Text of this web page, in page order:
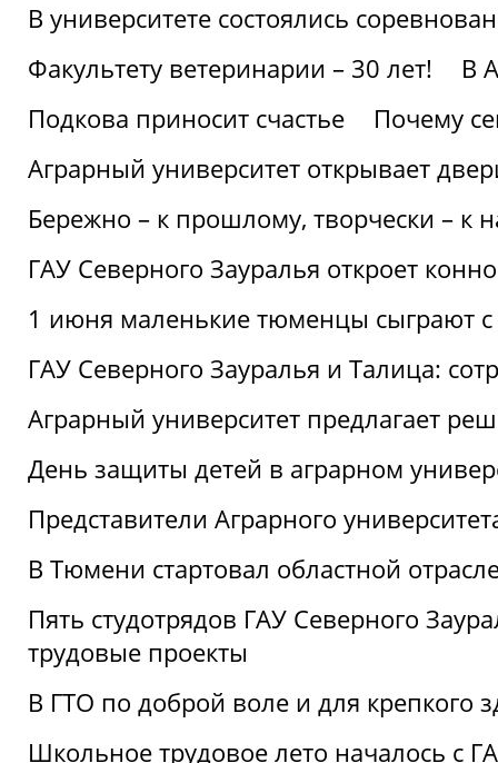
В университете состоялись
Факультету ветеринарии – 30 лет!
В
Подкова приносит счастье
Почему
Аграрный университет открывает
Бережно – к прошлому, творчески – к
ГАУ Северного Зауралья откроет
1 июня маленькие тюменцы сыграют с
ГАУ Северного Зауралья и Талица:
Аграрный университет предлагает
День защиты детей в аграрном
Представители Аграрного
В Тюмени стартовал областной
Пять студотрядов ГАУ Северного
трудовые проекты
В ГТО по доброй воле и для крепкого
Школьное трудовое лето началось с